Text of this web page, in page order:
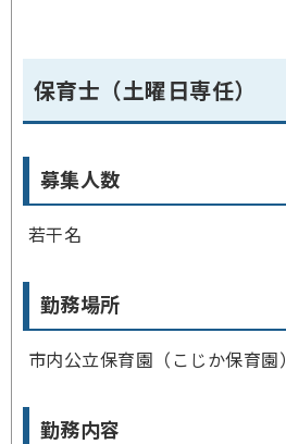
保育士（土曜日専任）
募集人数
若干名
勤務場所
市内公立保育園（こじか保育園）
勤務内容